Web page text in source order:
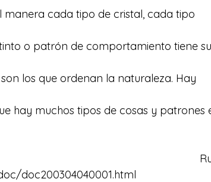
manera cada tipo de cristal, cada tipo
o patrón de comportamiento tiene su
los que ordenan la naturaleza. Hay
hay muchos tipos de cosas y patrones
doc200304040001.html